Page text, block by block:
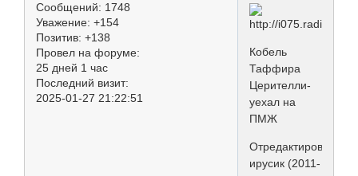
Сообщений: 1748
Уважение: +154
Позитив: +138
Провел на форуме:
25 дней 1 час
Последний визит:
2025-01-27 21:22:51
Кобель
Таффира
Церителли-
уехал на
ПМЖ
Отредактировано
ирусик (2011-